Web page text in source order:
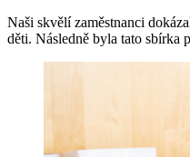
Naši skvělí zaměstnanci
děti. Následně byla tato sbírka